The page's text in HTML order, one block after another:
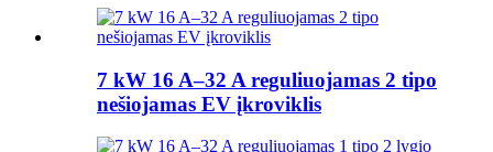
7 kW 16 A–32 A reguliuojamas 2 tipo
nešiojamas EV įkroviklis